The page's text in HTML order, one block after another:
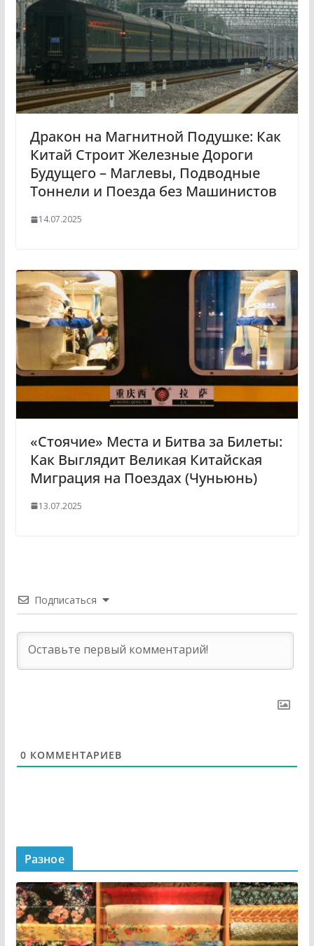
Дракон на Магнитной Подушке: Как
Китай Строит Железные Дороги
Будущего – Маглевы, Подводные
Тоннели и Поезда без Машинистов
14.07.2025
«Стоячие» Места и Битва за Билеты:
Как Выглядит Великая Китайская
Миграция на Поездах (Чуньюнь)
13.07.2025
Подписаться
0 КОММЕНТАРИЕВ
Разное